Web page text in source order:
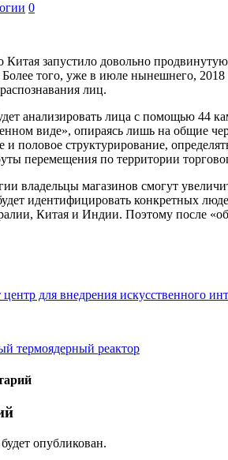
0
Китая запустило довольно
Более того, уже в июле нынешнего, 2018
лиц.
анализировать лица с помощью
виде», опираясь лишь на общие
и половое структурирование,
перемещения по территории
владельцы магазинов смогут
идентифицировать конкретных
Китая и Индии. Поэтому после
для внедрения искусственного
термоядерный реактор
опубликован.